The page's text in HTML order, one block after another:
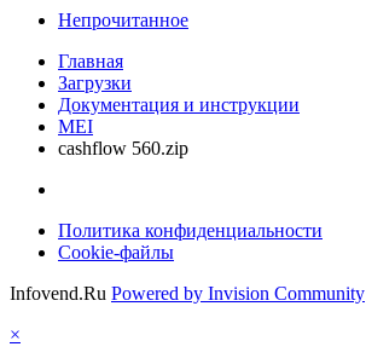
Непрочитанное
Главная
Загрузки
Документация и инструкции
MEI
cashflow 560.zip
Политика конфиденциальности
Cookie-файлы
Infovend.Ru Powered by Invision Community
×